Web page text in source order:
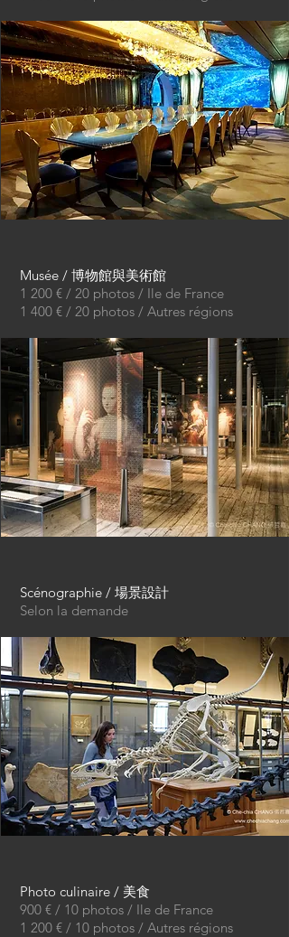
Musée / 博物館與美術館
1 200 € / 20 photos / Ile de France
1 400 € / 20 photos / Autres régions
Scénographie / 場景設計
Selon la demande
Photo culinaire / 美食
900 € / 10 photos / Ile de France
1 200 € / 10 photos / Autres régions